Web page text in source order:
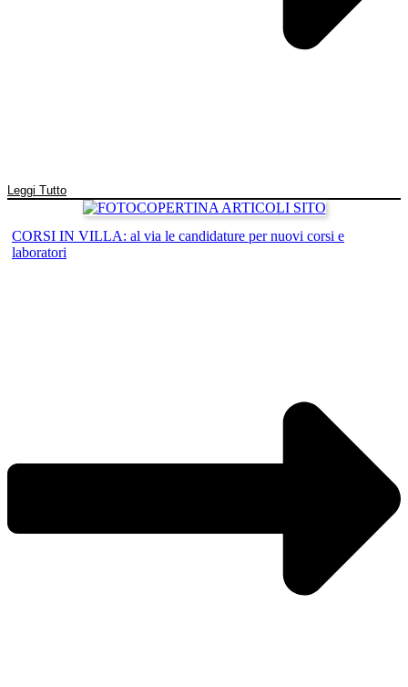
Leggi Tutto
CORSI IN VILLA: al via le candidature per nuovi corsi e
laboratori